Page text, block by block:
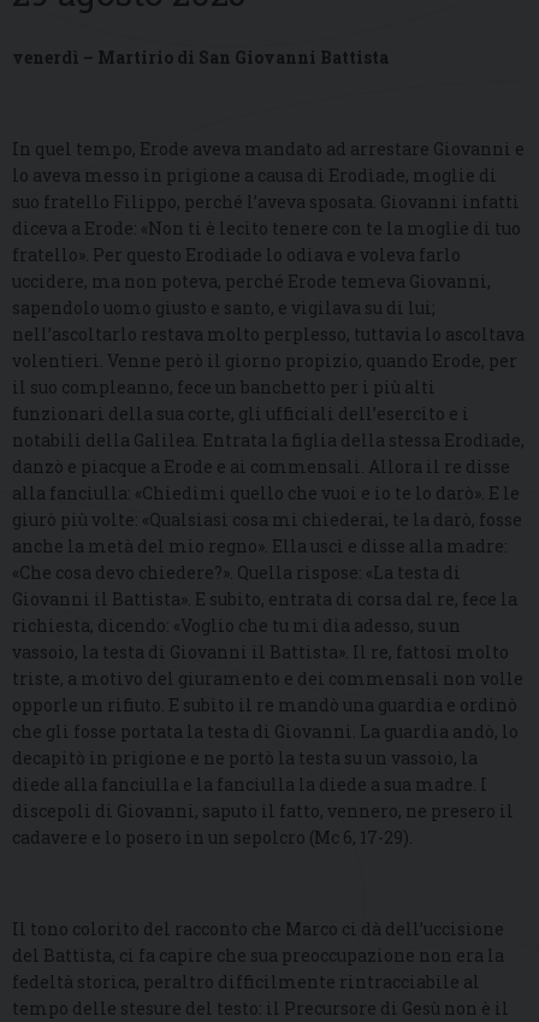
venerdì – Martirio di San Giovanni Battista
In quel tempo, Erode aveva mandato ad arrestare Giovanni e
lo aveva messo in prigione a causa di Erodìade, moglie di
suo fratello Filippo, perché l’aveva sposata. Giovanni infatti
diceva a Erode: «Non ti è lecito tenere con te la moglie di tuo
fratello». Per questo Erodìade lo odiava e voleva farlo
uccidere, ma non poteva, perché Erode temeva Giovanni,
sapendolo uomo giusto e santo, e vigilava su di lui;
nell’ascoltarlo restava molto perplesso, tuttavia lo ascoltava
volentieri. Venne però il giorno propizio, quando Erode, per
il suo compleanno, fece un banchetto per i più alti
funzionari della sua corte, gli ufficiali dell’esercito e i
notabili della Galilea. Entrata la figlia della stessa Erodìade,
danzò e piacque a Erode e ai commensali. Allora il re disse
alla fanciulla: «Chiedimi quello che vuoi e io te lo darò». E le
giurò più volte: «Qualsiasi cosa mi chiederai, te la darò, fosse
anche la metà del mio regno». Ella uscì e disse alla madre:
«Che cosa devo chiedere?». Quella rispose: «La testa di
Giovanni il Battista». E subito, entrata di corsa dal re, fece la
richiesta, dicendo: «Voglio che tu mi dia adesso, su un
vassoio, la testa di Giovanni il Battista». Il re, fattosi molto
triste, a motivo del giuramento e dei commensali non volle
opporle un rifiuto. E subito il re mandò una guardia e ordinò
che gli fosse portata la testa di Giovanni. La guardia andò, lo
decapitò in prigione e ne portò la testa su un vassoio, la
diede alla fanciulla e la fanciulla la diede a sua madre. I
discepoli di Giovanni, saputo il fatto, vennero, ne presero il
cadavere e lo posero in un sepolcro (Mc 6, 17-29).
Il tono colorito del racconto che Marco ci dà dell’uccisione
del Battista, ci fa capire che sua preoccupazione non era la
fedeltà storica, peraltro difficilmente rintracciabile al
tempo delle stesure del testo: il Precursore di Gesù non è il